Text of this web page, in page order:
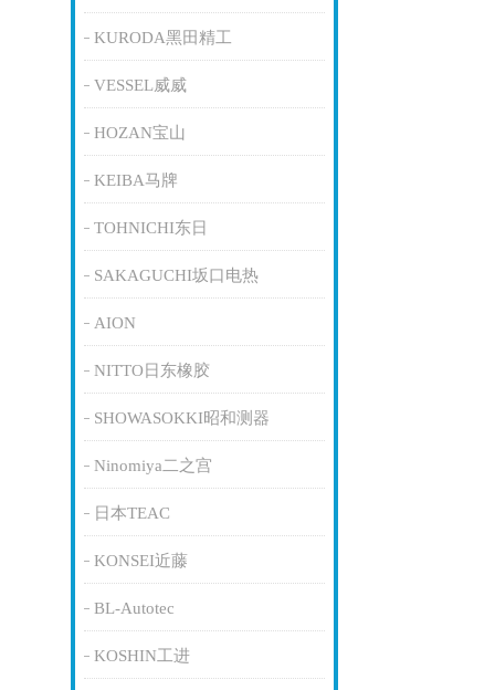
KURODA黑田精工
VESSEL威威
HOZAN宝山
KEIBA马牌
TOHNICHI东日
SAKAGUCHI坂口电热
AION
NITTO日东橡胶
SHOWASOKKI昭和测器
Ninomiya二之宫
日本TEAC
KONSEI近藤
BL-Autotec
KOSHIN工进